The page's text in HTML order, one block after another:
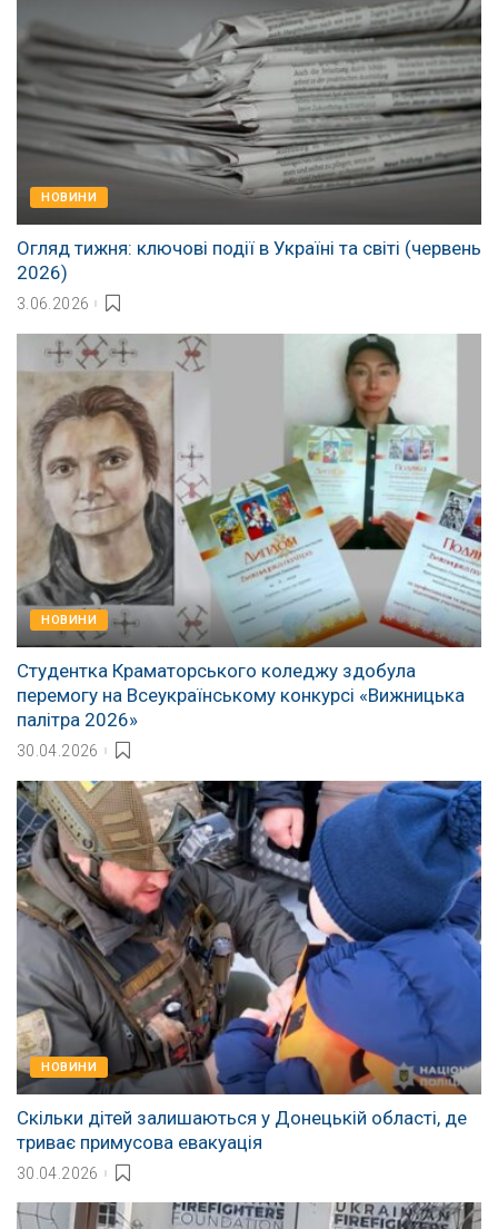
НОВИНИ
Огляд тижня: ключові події в Україні та світі (червень
2026)
3.06.2026
НОВИНИ
Студентка Краматорського коледжу здобула
перемогу на Всеукраїнському конкурсі «Вижницька
палітра 2026»
30.04.2026
НОВИНИ
Скільки дітей залишаються у Донецькій області, де
триває примусова евакуація
30.04.2026